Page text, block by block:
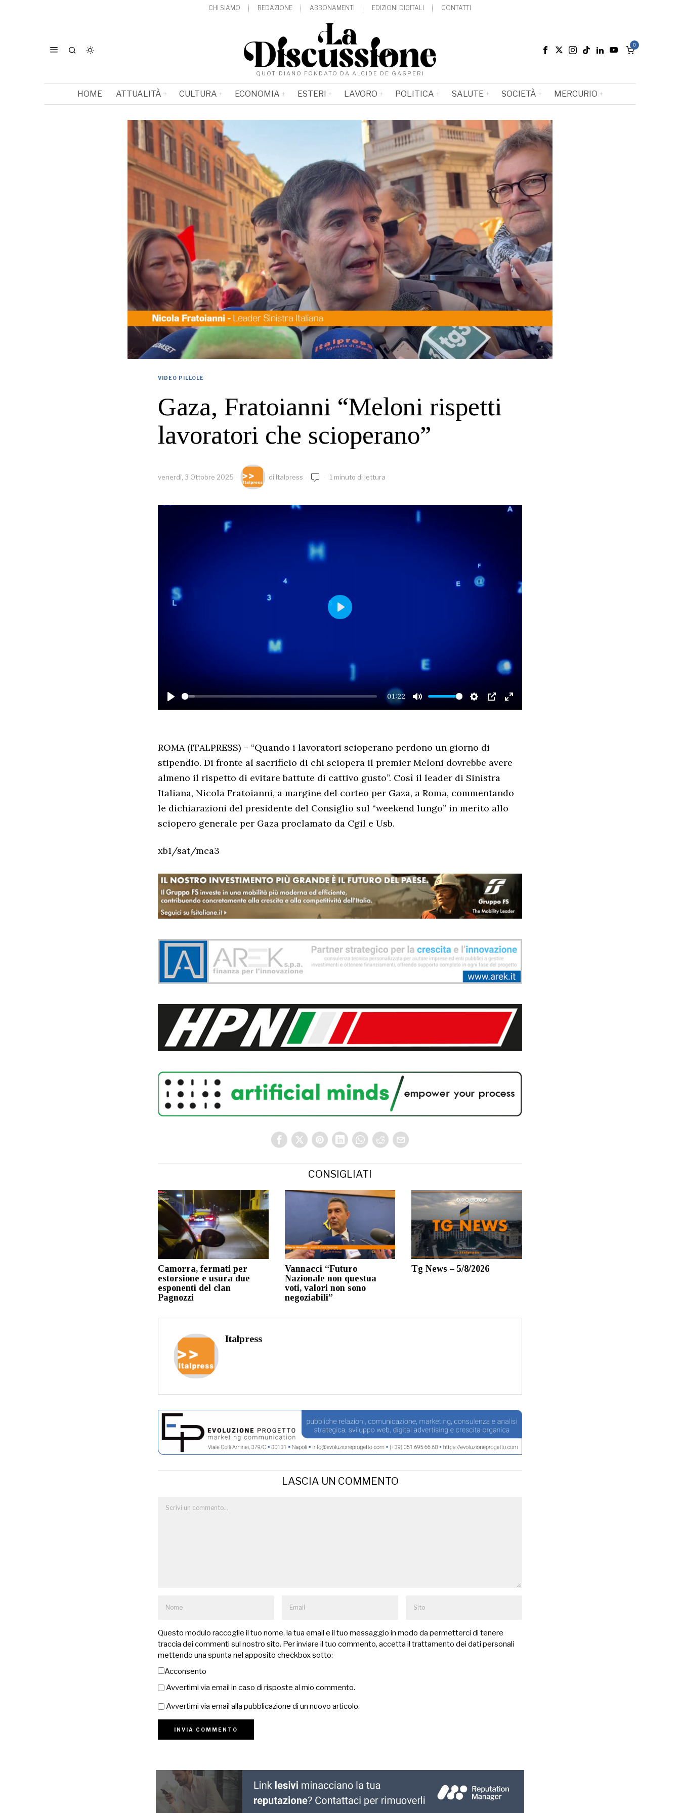
CHI SIAMO REDAZIONE ABBONAMENTI EDIZIONI DIGITALI CONTATTI
QUOTIDIANO FONDATO DA ALCIDE DE GASPERI
0
HOME ATTUALITÀ CULTURA ECONOMIA ESTERI LAVORO POLITICA SALUTE SOCIETÀ MERCURIO
VIDEO PILLOLE
Gaza, Fratoianni “Meloni rispetti
lavoratori che scioperano”
venerdì, 3 Ottobre 2025 di Italpress 1 minuto di lettura
PLAY
01:22
MUTE SETTINGS
PIPENTER
PLAY
ROMA (ITALPRESS) – “Quando i lavoratori scioperano perdono un giorno di
stipendio. Di fronte al sacrificio di chi sciopera il premier Meloni dovrebbe avere
almeno il rispetto di evitare battute di cattivo gusto”. Così il leader di Sinistra
Italiana, Nicola Fratoianni, a margine del corteo per Gaza, a Roma, commentando
le dichiarazioni del presidente del Consiglio sul “weekend lungo” in merito allo
sciopero generale per Gaza proclamato da Cgil e Usb.
xb1/sat/mca3
CONSIGLIATI
Camorra, fermati per
estorsione e usura due
esponenti del clan
Pagnozzi
Vannacci “Futuro
Nazionale non questua
voti, valori non sono
negoziabili”
Tg News – 5/8/2026
Italpress
LASCIA UN COMMENTO
Questo modulo raccoglie il tuo nome, la tua email e il tuo messaggio in modo da permetterci di tenere
traccia dei commenti sul nostro sito. Per inviare il tuo commento, accetta il trattamento dei dati personali
mettendo una spunta nel apposito checkbox sotto:
Acconsento
Avvertimi via email in caso di risposte al mio commento.
Avvertimi via email alla pubblicazione di un nuovo articolo.